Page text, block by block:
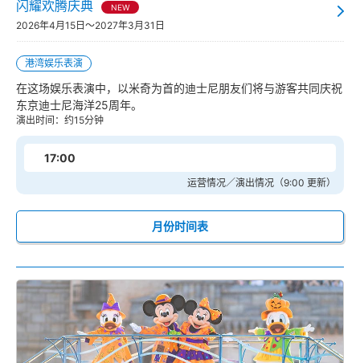
闪耀欢腾庆典 NEW
2026年4月15日～2027年3月31日
港湾娱乐表演
在这场娱乐表演中，以米奇为首的迪士尼朋友们将与游客共同庆祝
东京迪士尼海洋25周年。
演出时间：约15分钟
17:00
运营情况／演出情况（9:00 更新）
月份时间表